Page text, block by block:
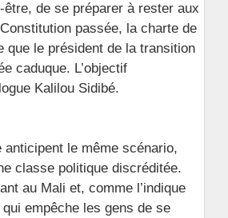
de se préparer à rester aux
passée, la charte de
le président de la transition
caduque. L’objectif
Kalilou Sidibé.
le même scénario,
classe politique discréditée.
au Mali et, comme l’indique
empêche les gens de se